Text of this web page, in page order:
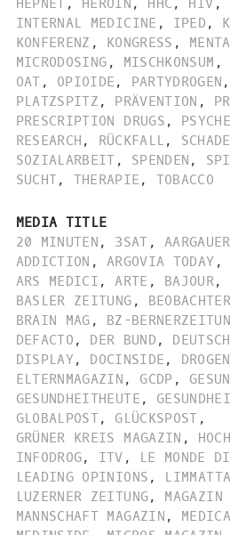
INTERNAL MEDICINE , IPED ,
KONFERENZ , KONGRESS ,
MICRODOSING , MISCHKONSUM ,
OAT , OPIOIDE , PARTYDROGEN ,
PLATZSPITZ , PRÄVENTION ,
PRESCRIPTION DRUGS ,
RESEARCH , RÜCKFALL ,
SOZIALARBEIT , SPENDEN ,
SUCHT, THERAPIE , TOBACCO
MEDIA TITLE
20 MINUTEN , 3SAT ,
ADDICTION , ARGOVIA TODAY ,
ARS MEDICI , ARTE , BAJOUR,
BASLER ZEITUNG , BEOBACHTER
BRAIN MAG , BZ-
DEFACTO , DER BUND ,
DISPLAY, DOCINSIDE ,
ELTERNMAGAZIN , GCDP ,
GESUNDHEITHEUTE ,
GLOBALPOST, GLÜCKSPOST ,
GRÜNER KREIS MAGAZIN ,
INFODROG, ITV , LE MONDE
LEADING OPINIONS ,
LUZERNER ZEITUNG, MAGAZIN
MANNSCHAFT MAGAZIN ,